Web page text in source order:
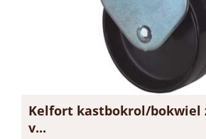
Kelfort kastbokrol/bokwiel
v...